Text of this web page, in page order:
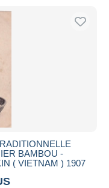
BAMBOU -
( VIETNAM ) 1907